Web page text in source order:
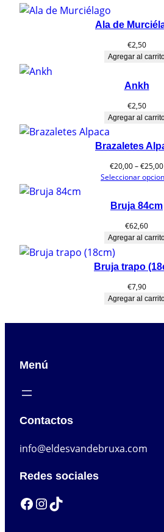
Ala de
€2,50
Agregar al
Ankh
€2,50
Agregar al
Brazaletes
€20,00–€25,00
Seleccionar
Bruja 84cm
€62,60
Agregar al
Bruja trapo
€7,90
Agregar al
Menú
Contactos
info@eldesvandebruxa.com
Redes sociales
Facebook InstagramTikTok